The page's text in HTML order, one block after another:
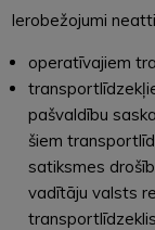
Ierobežojumi
operatīvajiem
pašvaldību
šiem
satiksmes
vadītāju valsts